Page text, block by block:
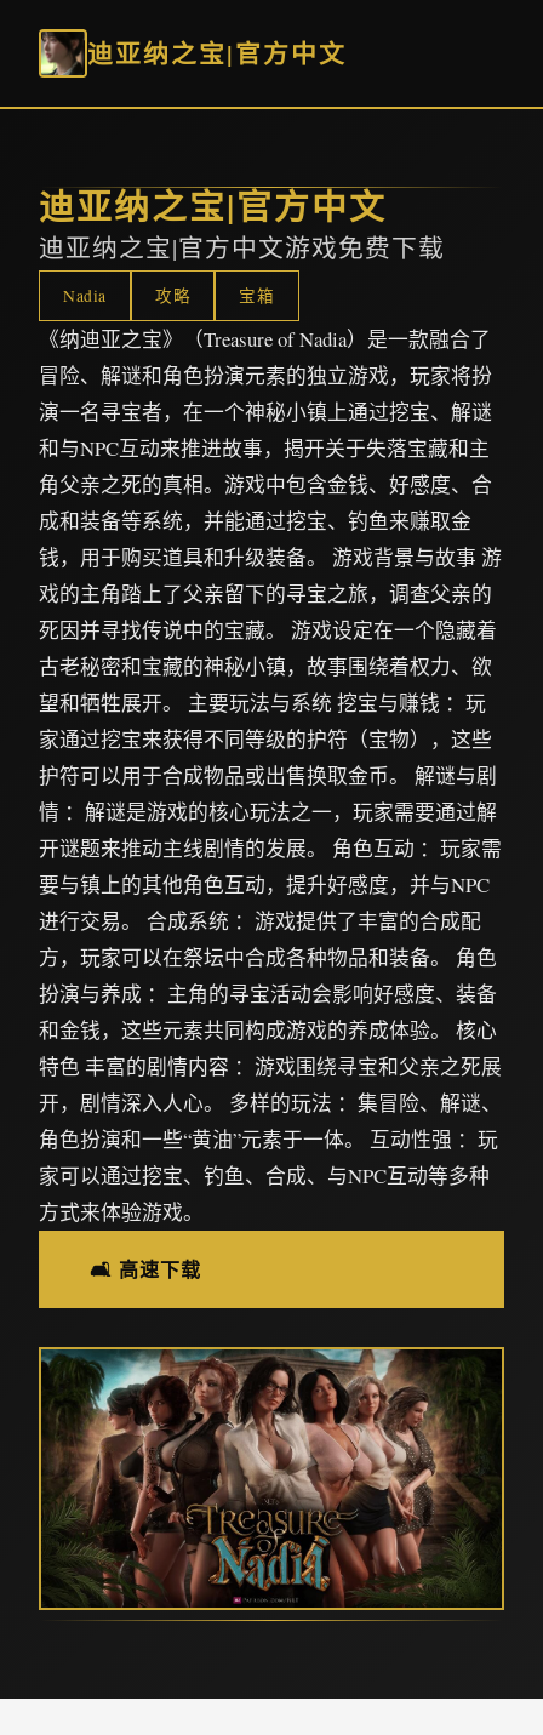
迪亚纳之宝|官方中文
迪亚纳之宝|官方中文
迪亚纳之宝|官方中文游戏免费下载
Nadia 攻略 宝箱
《纳迪亚之宝》（Treasure of Nadia）是一款融合了
冒险、解谜和角色扮演元素的独立游戏，玩家将扮
演一名寻宝者，在一个神秘小镇上通过挖宝、解谜
和与NPC互动来推进故事，揭开关于失落宝藏和主
角父亲之死的真相。游戏中包含金钱、好感度、合
成和装备等系统，并能通过挖宝、钓鱼来赚取金
钱，用于购买道具和升级装备。 游戏背景与故事 游
戏的主角踏上了父亲留下的寻宝之旅，调查父亲的
死因并寻找传说中的宝藏。 游戏设定在一个隐藏着
古老秘密和宝藏的神秘小镇，故事围绕着权力、欲
望和牺牲展开。 主要玩法与系统 挖宝与赚钱 ：玩
家通过挖宝来获得不同等级的护符（宝物），这些
护符可以用于合成物品或出售换取金币。 解谜与剧
情 ：解谜是游戏的核心玩法之一，玩家需要通过解
开谜题来推动主线剧情的发展。 角色互动 ：玩家需
要与镇上的其他角色互动，提升好感度，并与NPC
进行交易。 合成系统 ：游戏提供了丰富的合成配
方，玩家可以在祭坛中合成各种物品和装备。 角色
扮演与养成 ：主角的寻宝活动会影响好感度、装备
和金钱，这些元素共同构成游戏的养成体验。 核心
特色 丰富的剧情内容 ：游戏围绕寻宝和父亲之死展
开，剧情深入人心。 多样的玩法 ：集冒险、解谜、
角色扮演和一些“黄油”元素于一体。 互动性强 ：玩
家可以通过挖宝、钓鱼、合成、与NPC互动等多种
方式来体验游戏。
🛋️ 高速下载